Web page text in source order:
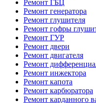
Ремонт ГБЦ
Ремонт генератора
Ремонт глушителя
Ремонт гофры
Ремонт ГУР
Ремонт двери
Ремонт двигателя
Ремонт
Ремонт инжектора
Ремонт капота
Ремонт карбюратора
Ремонт карданного